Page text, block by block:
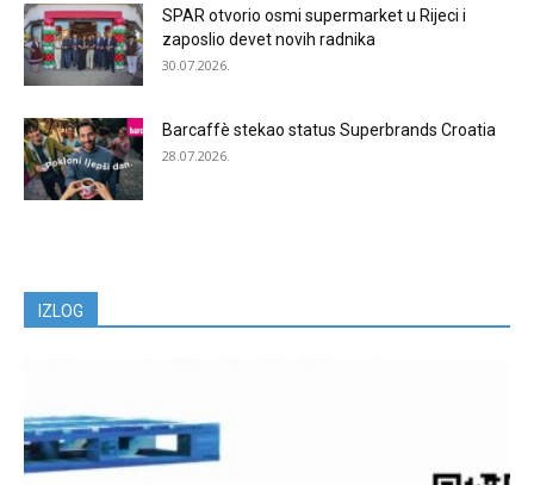
SPAR otvorio osmi supermarket u Rijeci i
zaposlio devet novih radnika
30.07.2026.
Barcaffè stekao status Superbrands Croatia
28.07.2026.
IZLOG